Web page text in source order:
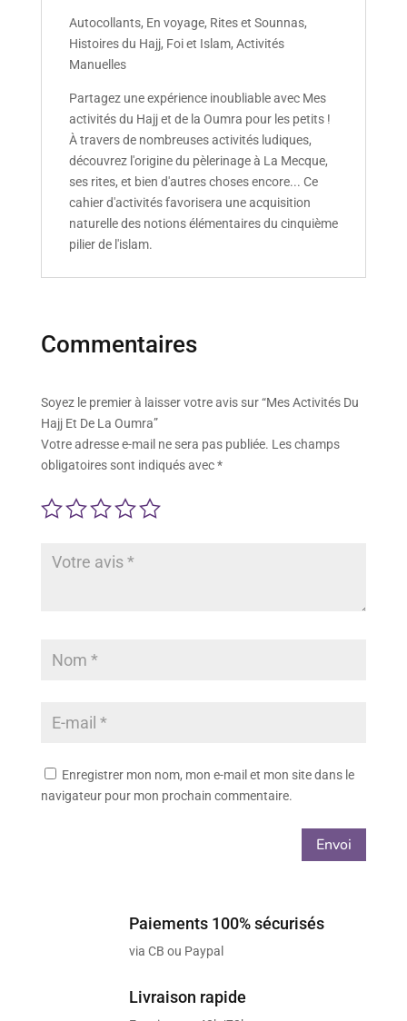
Autocollants, En voyage, Rites et Sounnas,
Histoires du Hajj, Foi et Islam, Activités
Manuelles
Partagez une expérience inoubliable avec Mes
activités du Hajj et de la Oumra pour les petits !
À travers de nombreuses activités ludiques,
découvrez l'origine du pèlerinage à La Mecque,
ses rites, et bien d'autres choses encore... Ce
cahier d'activités favorisera une acquisition
naturelle des notions élémentaires du cinquième
pilier de l'islam.
Commentaires
Soyez le premier à laisser votre avis sur “Mes Activités Du
Hajj Et De La Oumra”
Votre adresse e-mail ne sera pas publiée. Les champs
obligatoires sont indiqués avec*
Enregistrer mon nom, mon e-mail et mon site dans le
navigateur pour mon prochain commentaire.
Envoi
Paiements 100% sécurisés
via CB ou Paypal
Livraison rapide